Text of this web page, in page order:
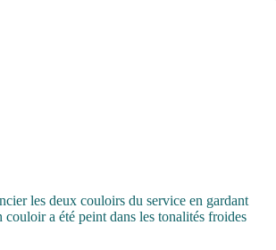
les deux couloirs du service en gardant
a été peint dans les tonalités froides